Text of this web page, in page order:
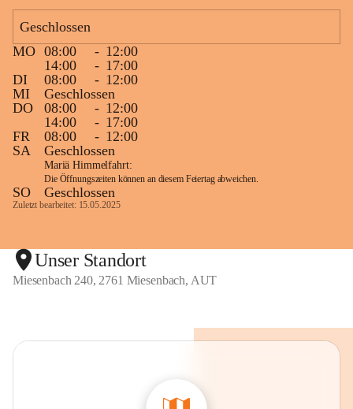
Geschlossen
MO 08:00 - 12:00
14:00
- 17:00
DI
08:00 - 12:00
MI
Geschlossen
DO
08:00 - 12:00
14:00
- 17:00
FR
08:00 - 12:00
SA
Geschlossen
Mariä Himmelfahrt:
Die Öffnungszeiten können an diesem Feiertag abweichen.
SO Geschlossen
Zuletzt bearbeitet: 15.05.2025
Unser Standort
Miesenbach 240, 2761 Miesenbach, AUT